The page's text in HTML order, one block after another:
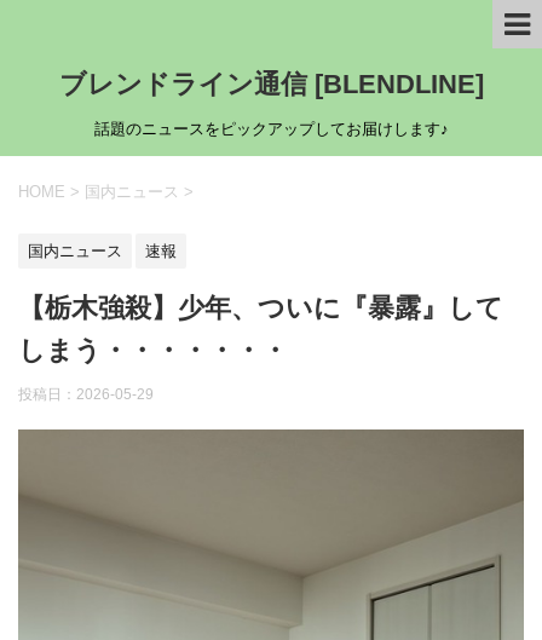
ブレンドライン通信 [BLENDLINE]
話題のニュースをピックアップしてお届けします♪
HOME > 国内ニュース >
国内ニュース 速報
【栃木強殺】少年、ついに『暴露』して
しまう・・・・・・・
投稿日： 2026-05-29